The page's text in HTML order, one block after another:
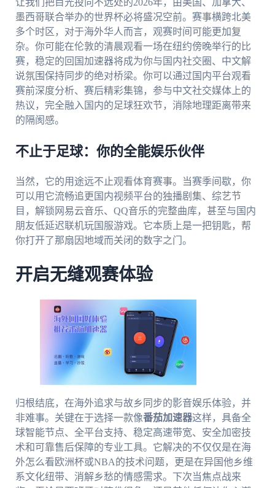
让我们把目光投向不远处的2026年，由美国、加拿大、
墨西哥联合举办的世界杯必将盛况空前。赛事横跨北美
多个时区，对于海外华人而言，观赛时间可能更加复
杂。你可能在伦敦的清晨观看一场在纽约傍晚举行的比
赛，稳定的回国加速器将成为你与国内社交圈、中文解
说氛围保持同步的绝对桥梁。你可以通过国内平台观看
赛前深度分析、赛后精彩集锦，参与中文社交媒体上的
热议，完全融入国内的足球狂欢节，消除地理距离带来
的隔阂感。
不止于足球：你的全能娱乐伙伴
当然，它的用途远不止观看体育赛事。当赛季间歇，你
可以用它流畅追更国内视频平台的独播剧集、综艺节
目，解锁网易云音乐、QQ音乐的完整曲库，甚至与国内
朋友低延迟联机玩国服游戏。它本质上是一把钥匙，帮
你打开了那扇因地域而关闭的数字之门。
开启无缝观赛体验
归根结底，在海外追求与故乡同步的影音娱乐体验，并
非难事。关键在于选择一款像番茄加速器这样，具备全
球智能节点、全平台支持、稳定高速带宽、安全加密技
术和可靠售后保障的专业工具。它解决的不仅仅是在海
外怎么看欧洲杯或NBA的技术问题，更是在异国他乡维
系文化纽带、消解乡愁的情感需求。下次当焦点战来